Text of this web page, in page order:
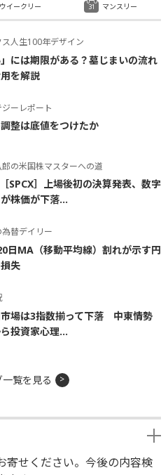
ス人生100年デザイン
」には期限がある？墓じまいの流れ
を解説
ーレポート
整は底値をつけたか
の米国株マスターへの道
SPCX］上場後初の決算発表、数字
株価が下落...
替デイリー
日MA（移動平均線）割れが示す円
失
市場は3指数揃って下落 中東情勢
投資家心理...
ウイークリー マンスリー
覧を見る
寄せください。今後の内容検